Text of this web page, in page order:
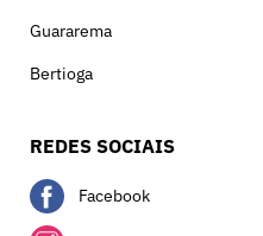
Guararema
Bertioga
REDES SOCIAIS
Facebook